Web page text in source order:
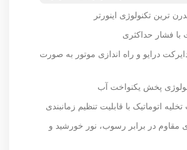
ترین تکنولوژی اینورتر
با فشار حداکثری
درایو و راه اندازی موتور به صورت
پخش یکنواخت آب
اتوماتیک با قابلیت تنظیم زمانبندی
مقاوم در برابر رسوب، نور خورشید و